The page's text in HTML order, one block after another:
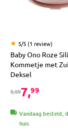
5/5 (1 review)
Baby Ono Roze
Kommetje met
Deksel
9,997,99
Vandaag besteld,
huis